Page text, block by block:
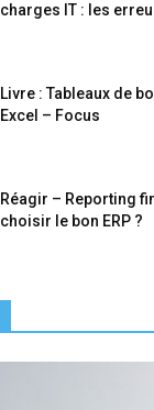
charges IT : les
Livre : Tableaux de
Excel – Focus
Réagir – Reporting
choisir le bon ERP ?